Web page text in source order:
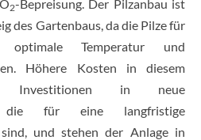
2-Bepreisung. Der Pilzanbau ist
des Gartenbaus, da die Pilze für
Temperatur und
Höhere Kosten in diesem
Investitionen in neue
die für eine langfristige
und stehen der Anlage in